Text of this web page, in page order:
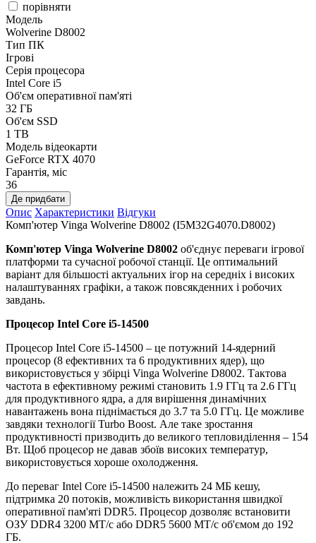
порівняти
Модель
Wolverine D8002
Тип ПК
Ігрові
Серія процесора
Intel Core i5
Об'єм оперативної пам'яті
32 ГБ
Об'єм SSD
1 TB
Модель відеокарти
GeForce RTX 4070
Гарантія, міс
36
Де придбати
Опис Характеристики Відгуки
Комп'ютер Vinga Wolverine D8002 (I5M32G4070.D8002)
Комп'ютер Vinga Wolverine D8002 об'єднує переваги ігрової
платформи та сучасної робочої станції. Це оптимальний
варіант для більшості актуальних ігор на середніх і високих
налаштуваннях графіки, а також повсякденних і робочих
завдань.
Процесор Intel Core i5-14500
Процесор Intel Core i5-14500 – це потужний 14-ядерний
процесор (8 ефективних та 6 продуктивних ядер), що
використовується у збірці Vinga Wolverine D8002. Тактова
частота в ефективному режимі становить 1.9 ГГц та 2.6 ГГц
для продуктивного ядра, а для вирішення динамічних
навантажень вона піднімається до 3.7 та 5.0 ГГц. Це можливе
завдяки технології Turbo Boost. Але таке зростання
продуктивності призводить до великого тепловиділення – 154
Вт. Щоб процесор не давав збоїв високих температур,
використовується хороше охолодження.
До переваг Intel Core i5-14500 належить 24 МБ кешу,
підтримка 20 потоків, можливість використання швидкої
оперативної пам'яті DDR5. Процесор дозволяє встановити
ОЗУ DDR4 3200 МТ/с або DDR5 5600 МТ/с об'ємом до 192
ГБ.